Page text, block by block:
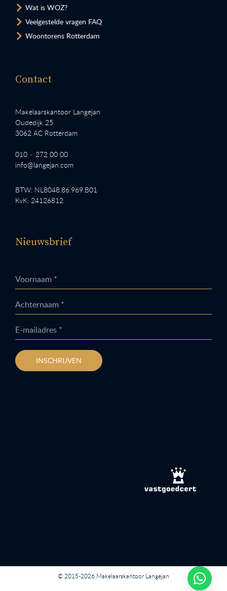
Wat is WOZ?
Veelgestelde vragen FAQ
Woontorens Rotterdam
Contact
Makelaarskantoor Langejan
Oudedijk 25
3062 AC Rotterdam
010 – 272 00 00
info@langejan.com
BTW: NL8048.86.969.B01
KvK: 24126812
Nieuwsbrief
Voornaam *
Achternaam *
E-mailadres *
INSCHRIJVEN
© 2015-2026 Makelaarskantoor Langejan